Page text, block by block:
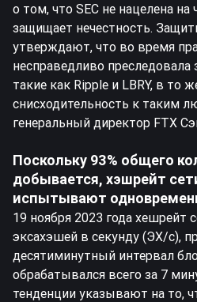
о том, что SEC не нацелена на
защищает нечестность.
утверждают, что во время
несправедливо
такие как Ripple и LBRY, в то
снисходительность к таким
генеральный директор FTX
Поскольку 93% общего
добывается, хэшрейт
испытывают
19 ноября 2023 года хешрейт
эксахэшей в секунду (ЭХ/с),
десятиминутный интервал
обрабатывался всего за 7
тенденции указывают на то,